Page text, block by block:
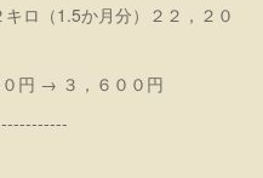
ロ（1.5か月分）２２，２０
円 → ３，６００円